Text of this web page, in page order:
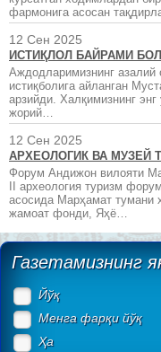
фармонига асосан
12 Сен 2025
ИСТИҚЛОЛ БАЙРАМИ
Аждодларимизнинг азалий
истиқболига айланган
арзийди. Халқимизнинг
жорий…
12 Сен 2025
АРХЕОЛОГИК ВА МУЗЕЙ
Форум Андижон вилояти
II археология туризм
асосида Марҳамат тумани
жамоат фонди, Яҳё…
Газетамизнинг
Йўқ
Менга фарқи йўқ
Ҳа